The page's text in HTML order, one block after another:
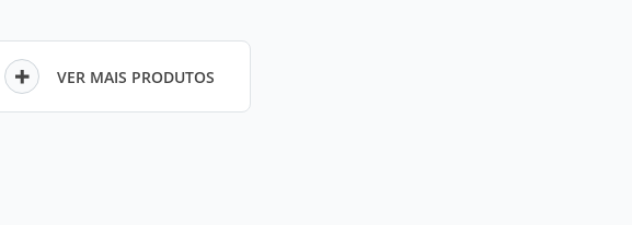
VER MAIS PRODUTOS